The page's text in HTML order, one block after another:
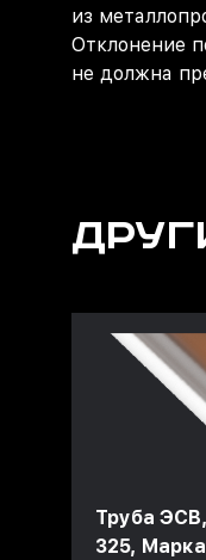
из
Отклонение
не должна
Труба
325,